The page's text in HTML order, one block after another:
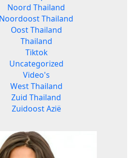
Noord Thailand
Noordoost Thailand
Oost Thailand
Thailand
Tiktok
Uncategorized
Video's
West Thailand
Zuid Thailand
Zuidoost Azië